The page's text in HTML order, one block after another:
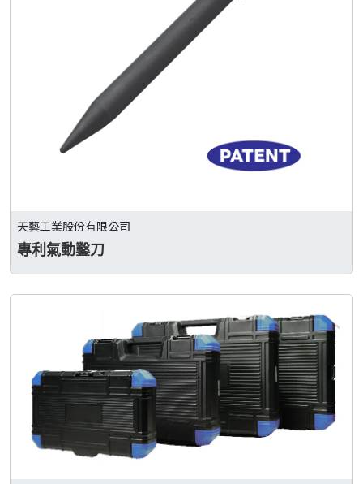
天藝工業股份有限公司
專利氣動鑿刀